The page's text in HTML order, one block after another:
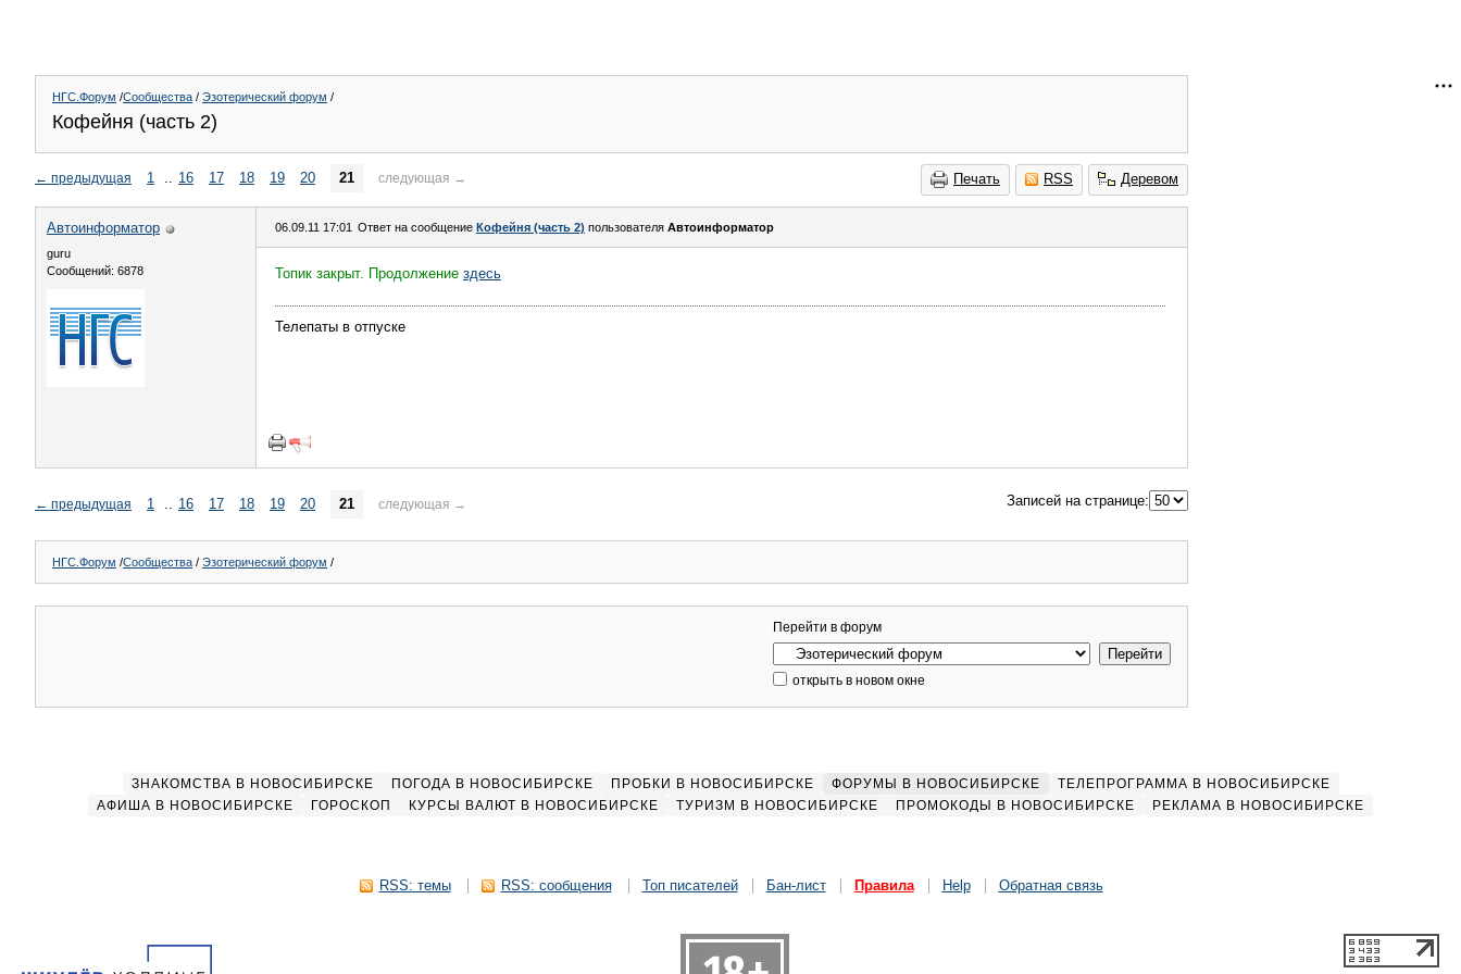
НГС.Форум /Сообщества / Эзотерический форум /
Кофейня (часть 2)
Печать RSS Деревом
← предыдущая 1 .. 16 17 18 19 20 21 следующая →
Автоинформатор
guru
Сообщений: 6878
06.09.11 17:01 Ответ на сообщение Кофейня (часть 2) пользователя Автоинформатор
Топик закрыт. Продолжение здесь
Телепаты в отпуске
← предыдущая 1 .. 16 17 18 19 20 21 следующая → Записей на странице:
НГС.Форум /Сообщества / Эзотерический форум /
Перейти в форум
открыть в новом окне
ЗНАКОМСТВА В НОВОСИБИРСКЕ ПОГОДА В НОВОСИБИРСКЕ ПРОБКИ В НОВОСИБИРСКЕ ФОРУМЫ В НОВОСИБИРСКЕ
ТЕЛЕПРОГРАММА В НОВОСИБИРСКЕ
АФИША В НОВОСИБИРСКЕ
ГОРОСКОП КУРСЫ ВАЛЮТ В НОВОСИБИРСКЕ ТУРИЗМ В НОВОСИБИРСКЕ ПРОМОКОДЫ В НОВОСИБИРСКЕ РЕКЛАМА В НОВОСИБИРСКЕ
RSS: темы RSS: сообщения Топ писателей Бан-лист Правила Help Обратная связь